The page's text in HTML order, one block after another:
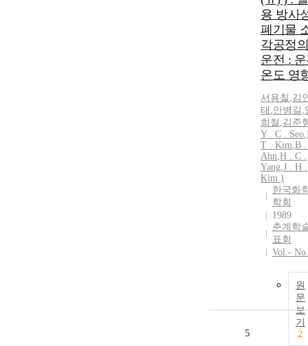
용 방사
폐기물
각공정의
운전 :
온도 영
서용칠 ,김
태 ,안병길 ,
희철 ,김준
Y . C . Seo,
T . Kim,B
Ahn,H . C .
Yang,J . H .
Kim )
한국화
학회
1989
춘계학
표회
Vol.-
원
문
보
기
2
5